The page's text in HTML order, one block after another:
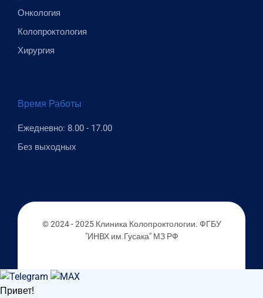
Онкология
Колопроктология
Хирургия
Время Работы
Ежедневно: 8.00 - 17.00
Без выходных
© 2024 - 2025 Клиника Колопроктологии. ФГБУ
"ИНВХ им.Гусака" МЗ РФ
Привет!